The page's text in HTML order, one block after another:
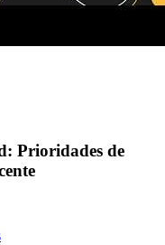
Prioridades de